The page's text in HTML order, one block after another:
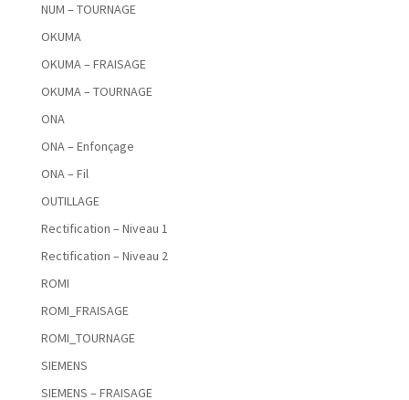
NUM – TOURNAGE
OKUMA
OKUMA – FRAISAGE
OKUMA – TOURNAGE
ONA
ONA – Enfonçage
ONA – Fil
OUTILLAGE
Rectification – Niveau 1
Rectification – Niveau 2
ROMI
ROMI_FRAISAGE
ROMI_TOURNAGE
SIEMENS
SIEMENS – FRAISAGE